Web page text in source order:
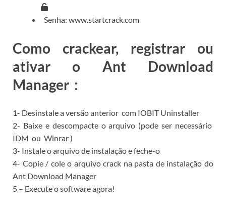
Senha: www.startcrack.com
Como crackear, registrar ou
ativar o Ant Download
Manager :
1- Desinstale aversão anterior com IOBIT Uninstaller
2- Baixe e descompacte o arquivo (pode ser necessário
IDM ou Winrar)
3- Instale o arquivo de instalação e feche-o
4- Copie / cole o arquivo crack na pasta de instalação do
Ant Download Manager
5 – Execute o software agora!